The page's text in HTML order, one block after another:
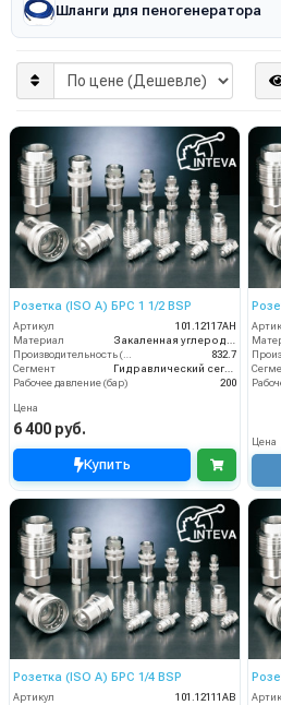
Шланги для пеногенератора
Розетка (ISO A) БРС 1 1/2 BSP
Артикул
101.12117AH
Материал
832.7
Сегмент
Гидравлический сегмент
Рабочее давление (бар)
200
Цена
6 400 руб.
Купить
Цена
Розетка (ISO A) БРС 1/4 BSP
Артикул
101.12111AB